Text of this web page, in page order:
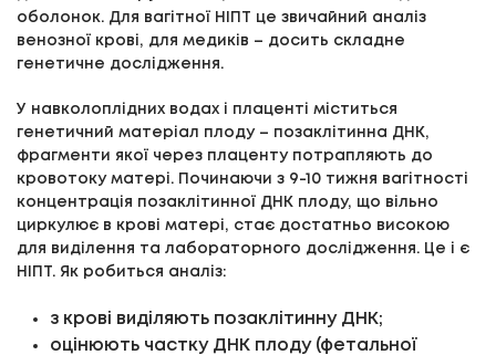
оболонок. Для вагітної НІПТ це звичайний аналіз
венозної крові, для медиків – досить складне
генетичне дослідження.
У навколоплідних водах і плаценті міститься
генетичний матеріал плоду – позаклітинна ДНК,
фрагменти якої через плаценту потрапляють до
кровотоку матері. Починаючи з 9-10 тижня вагітності
концентрація позаклітинної ДНК плоду, що вільно
циркулює в крові матері, стає достатньо високою
для виділення та лабораторного дослідження. Це і є
НІПТ. Як робиться аналіз:
з крові виділяють позаклітинну ДНК;
оцінюють частку ДНК плоду (фетальної